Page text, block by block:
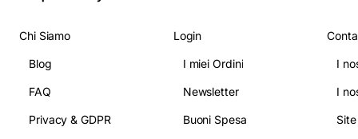
Chi Siamo
Blog
FAQ
Privacy & GDPR
Login
I miei Ordini
Newsletter
Buoni Spesa
I
I